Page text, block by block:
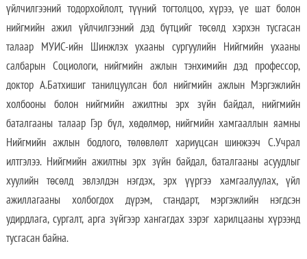
үйлчилгээний тодорхойлолт, түүний тогтолцоо, хүрээ, үе шат болон
нийгмийн ажил үйлчилгээний дэд бүтцийг төсөлд хэрхэн тусгасан
талаар МУИС-ийн Шинжлэх ухааны сургуулийн Нийгмийн ухааны
салбарын Социологи, нийгмийн ажлын тэнхимийн дэд профессор,
доктор А.Батхишиг танилцуулсан бол нийгмийн ажлын Мэргэжлийн
холбооны болон нийгмийн ажилтны эрх зүйн байдал, нийгмийн
баталгааны талаар Гэр бүл, хөдөлмөр, нийгмийн хамгааллын яамны
Нийгмийн ажлын бодлого, төлөвлөлт хариуцсан шинжээч С.Учрал
илтгэлээ. Нийгмийн ажилтны эрх зүйн байдал, баталгааны асуудлыг
хуулийн төсөлд эвлэлдэн нэгдэх, эрх үүргээ хамгаалуулах, үйл
ажиллагааны холбогдох дүрэм, стандарт, мэргэжлийн нэгдсэн
удирдлага, сургалт, арга зүйгээр хангагдах зэрэг харилцааны хүрээнд
тусгасан байна.